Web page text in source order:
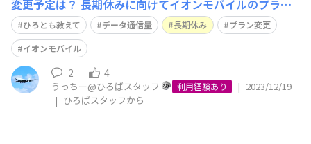
変更予定は？ 長期休みに向けてイオンモバイルのプラン
を変更するご予定はありますか？ コメントで教えて下さ
い！ こんにちは、うっちーです！ さて、長期休みが目前
に迫っていますが、みなさまのご予定はいかがでしょう
か？ 旅行などで外出される方も、
ひろとも教えて データ通信量 長期休み
プラン変更
イオンモバイル
2 4
うっちー@ひろばスタッフ 利用経験あり | 2023/12/19
| ひろばスタッフから